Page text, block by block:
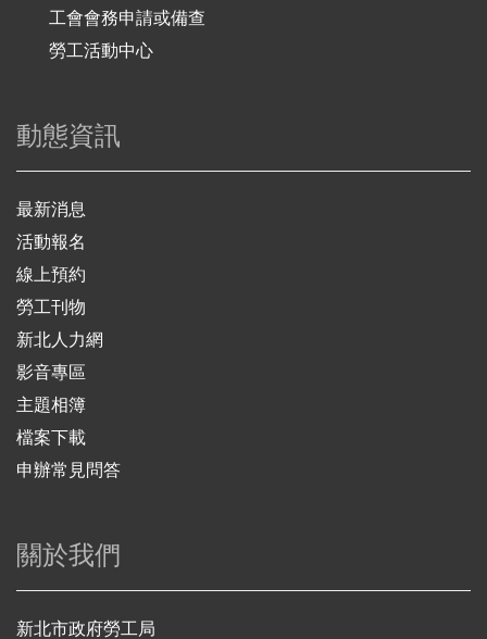
工會會務申請或備查
勞工活動中心
動態資訊
最新消息
活動報名
線上預約
勞工刊物
新北人力網
影音專區
主題相簿
檔案下載
申辦常見問答
關於我們
新北市政府勞工局